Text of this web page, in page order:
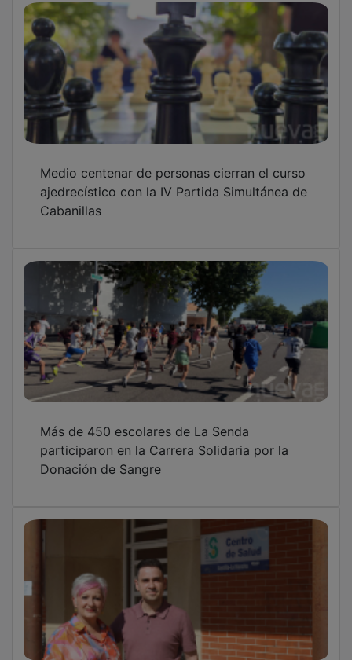
Más de 450 escolares de La Senda
participaron en la Carrera Solidaria por la
Donación de Sangre
Nueva base de Soporte Vital Avanzado en
Cabanillas del Campo
Novena edición del Festival de Títeres de
Cabanillas, con tres obras del 17 de junio al
15 de julio